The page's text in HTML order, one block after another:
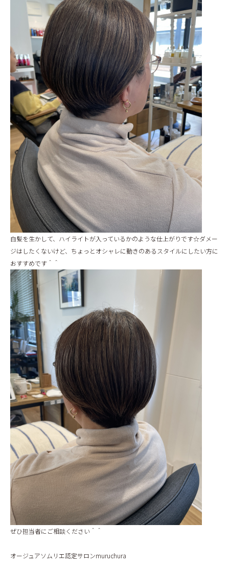
白髪を生かして、ハイライトが入っているかのような仕上がりです☆ダメー
ジはしたくないけど、ちょっとオシャレに動きのあるスタイルにしたい方に
おすすめです＾＾
ぜひ担当者にご相談ください＾＾
オージュアソムリエ認定サロンmuruchura